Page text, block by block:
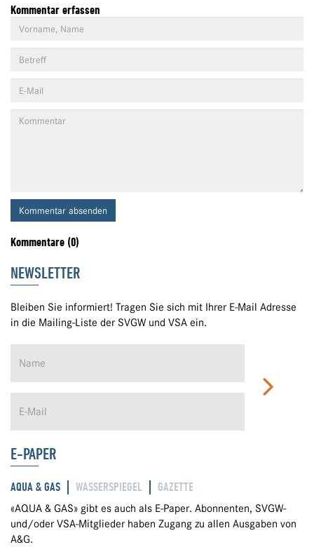
Kommentar erfassen
Kommentar absenden
Kommentare (0)
NEWSLETTER
Bleiben Sie informiert! Tragen Sie sich mit Ihrer E-Mail Adresse
in die Mailing-Liste der SVGW und VSA ein.
E-PAPER
AQUA & GAS WASSERSPIEGEL GAZETTE
«AQUA & GAS» gibt es auch als E-Paper. Abonnenten, SVGW-
und/oder VSA-Mitglieder haben Zugang zu allen Ausgaben von
A&G.